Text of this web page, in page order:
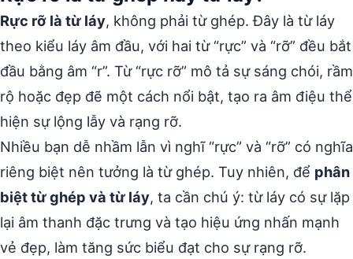
Rực rỡ là từ láy, không phải từ ghép. Đây là từ láy
theo kiểu láy âm đầu, với hai từ “rực” và “rỡ” đều bắt
đầu bằng âm “r”. Từ “rực rỡ” mô tả sự sáng chói, rầm
rộ hoặc đẹp đẽ một cách nổi bật, tạo ra âm điệu thể
hiện sự lộng lẫy và rạng rỡ.
Nhiều bạn dễ nhầm lẫn vì nghĩ “rực” và “rỡ” có nghĩa
riêng biệt nên tưởng là từ ghép. Tuy nhiên, để phân
biệt từ ghép và từ láy, ta cần chú ý: từ láy có sự lặp
lại âm thanh đặc trưng và tạo hiệu ứng nhấn mạnh
vẻ đẹp, làm tăng sức biểu đạt cho sự rạng rỡ.